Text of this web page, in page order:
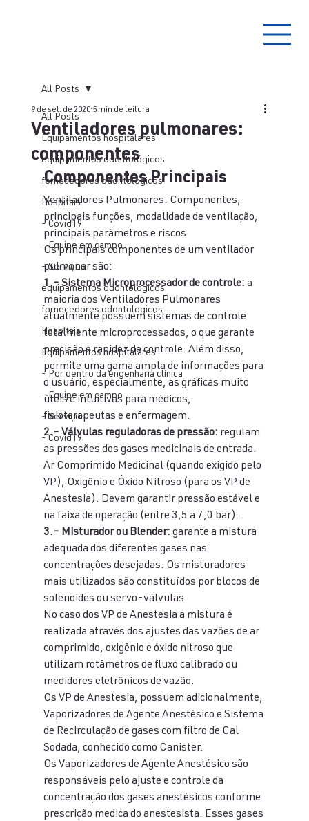
All Posts
Equipamentos hospitalares
equipamentos odontológicos
fornecedores odontologicos
Hospitais
- Covid19
- Equipe em campo
- Serviços
equipamentos odontológicos
fornecedores odontologicos
Hospitais
Equipamentos hospitalares
- Por dentro da engenharia clínica
- Equipe em campo
- Serviços
- Covid19
All Posts
Ventiladores pulmonares:
componentes
9 de set. de 2020 5 min de leitura
Componentes Principais
Ventiladores Pulmonares: Componentes,
principais funções, modalidade de ventilação,
principais parâmetros e riscos
Os principais componentes de um ventilador
pulmonar são:
1.- Sistema Microprocessador de controle: a
maioria dos Ventiladores Pulmonares
atualmente possuem sistemas de controle
totalmente microprocessados, o que garante
precisão e rapidez de controle. Além disso,
permite uma gama ampla de informações para
o usuário, especialmente, as gráficas muito
úteis e intuitivas para médicos,
fisioterapeutas e enfermagem.
2.- Válvulas reguladoras de pressão: regulam
as pressões dos gases medicinais de entrada.
Ar Comprimido Medicinal (quando exigido pelo
VP), Oxigênio e Óxido Nitroso (para os VP de
Anestesia). Devem garantir pressão estável e
na faixa de operação (entre 3,5 a 7,0 bar).
3.- Misturador ou Blender: garante a mistura
adequada dos diferentes gases nas
concentrações desejadas. Os misturadores
mais utilizados são constituídos por blocos de
solenoides ou servo-válvulas.
No caso dos VP de Anestesia a mistura é
realizada através dos ajustes das vazões de ar
comprimido, oxigênio e óxido nitroso que
utilizam rotâmetros de fluxo calibrado ou
medidores eletrônicos de vazão.
Os VP de Anestesia, possuem adicionalmente,
Vaporizadores de Agente Anestésico e Sistema
de Recirculação de gases com filtro de Cal
Sodada, conhecido como Canister.
Os Vaporizadores de Agente Anestésico são
responsáveis pelo ajuste e controle da
concentração dos gases anestésicos conforme
prescrição medica do anestesista. Esses gases